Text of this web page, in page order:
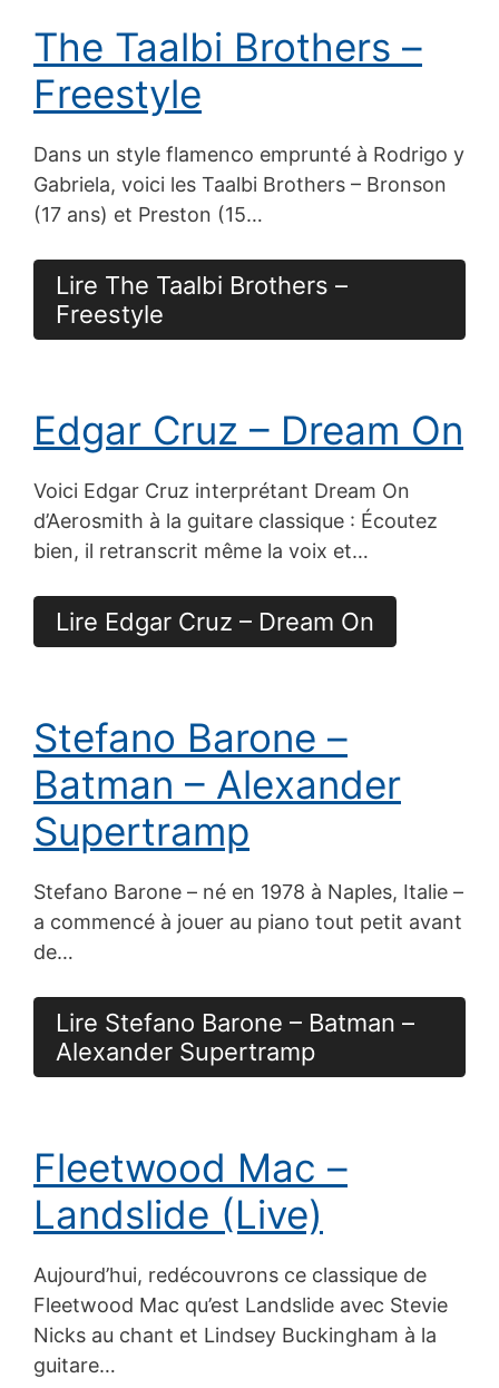
The Taalbi Brothers –
Freestyle
Dans un style flamenco emprunté à Rodrigo y
Gabriela, voici les Taalbi Brothers – Bronson
(17 ans) et Preston (15…
Lire The Taalbi Brothers –
Freestyle
Edgar Cruz – Dream On
Voici Edgar Cruz interprétant Dream On
d’Aerosmith à la guitare classique : Écoutez
bien, il retranscrit même la voix et…
Lire Edgar Cruz – Dream On
Stefano Barone –
Batman – Alexander
Supertramp
Stefano Barone – né en 1978 à Naples, Italie –
a commencé à jouer au piano tout petit avant
de…
Lire Stefano Barone – Batman –
Alexander Supertramp
Fleetwood Mac –
Landslide (Live)
Aujourd’hui, redécouvrons ce classique de
Fleetwood Mac qu’est Landslide avec Stevie
Nicks au chant et Lindsey Buckingham à la
guitare…